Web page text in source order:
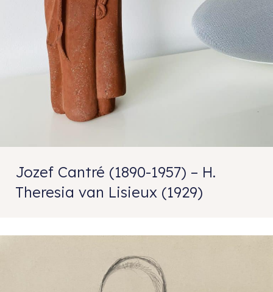
Jozef Cantré (1890-1957) – H.
Theresia van Lisieux (1929)